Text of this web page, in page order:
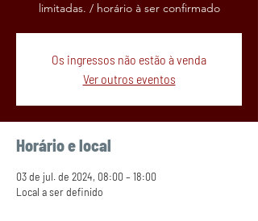
limitadas. / horário à ser confirmado
Os ingressos não estão à venda
Ver outros eventos
Horário e local
03 de jul. de 2024, 08:00 – 18:00
Local a ser definido